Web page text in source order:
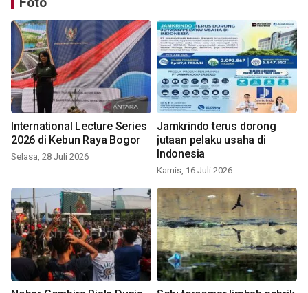
International Lecture Series
2026 di Kebun Raya Bogor
Selasa, 28 Juli 2026
Jamkrindo terus dorong
jutaan pelaku usaha di
Indonesia
Kamis, 16 Juli 2026